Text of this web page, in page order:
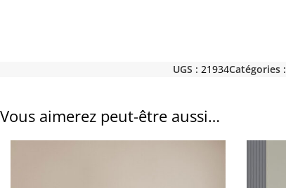
UGS : 21934Catégories :
Vous aimerez peut-être aussi…